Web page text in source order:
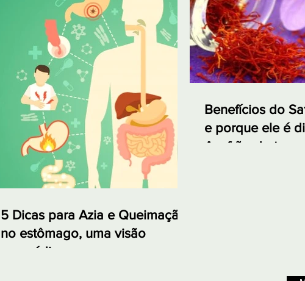
5 Dicas para Azia e Queimação
no estômago, uma visão
ayurvédica
Benefícios do
e porque ele é
Açafrão-da-terra